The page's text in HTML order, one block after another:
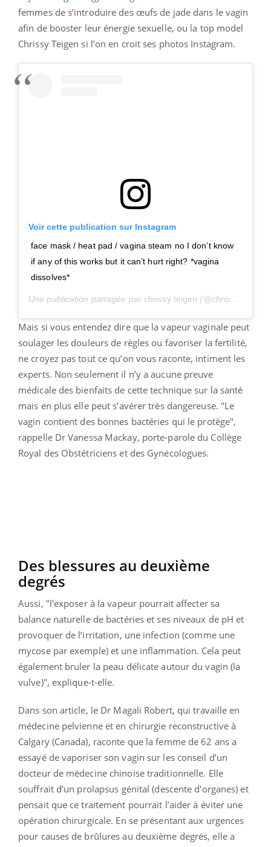
femmes de s’introduire des œufs de jade dans le vagin
afin de booster leur énergie sexuelle, ou la top model
Chrissy Teigen si l’on en croit ses photos Instagram.
Voir cette publication sur Instagram
face mask / heat pad / vagina steam no I don’t know
if any of this works but it can’t hurt right? *vagina
dissolves*
Une publication partagée par chrissy teigen (@chrissyteigen) le
Mais si vous entendez dire que la vapeur vaginale peut
soulager les douleurs de règles ou favoriser la fertilité,
ne croyez pas tout ce qu’on vous raconte, intiment les
experts. Non seulement il n’y a aucune preuve
médicale des bienfaits de cette technique sur la santé
mais en plus elle peut s’avérer très dangereuse. "Le
vagin contient des bonnes bactéries qui le protège",
rappelle Dr Vanessa Mackay, porte-parole du Collège
Royal des Obstétriciens et des Gynécologues.
Des blessures au deuxième
degrés
Aussi, "l'exposer à la vapeur pourrait affecter sa
balance naturelle de bactéries et ses niveaux de pH et
provoquer de l’irritation, une infection (comme une
mycose par exemple) et une inflammation. Cela peut
également bruler la peau délicate autour du vagin (la
vulve)", explique-t-elle.
Dans son article, le Dr Magali Robert, qui travaille en
médecine pelvienne et en chirurgie reconstructive à
Calgary (Canada), raconte que la femme de 62 ans a
essayé de vaporiser son vagin sur les conseil d’un
docteur de médecine chinoise traditionnelle. Elle
souffrait d’un prolapsus génital (descente d'organes) et
pensait que ce traitement pourrait l’aider à éviter une
opération chirurgicale. En se présentant aux urgences
pour causes de brûlures au deuxième degrés, elle a